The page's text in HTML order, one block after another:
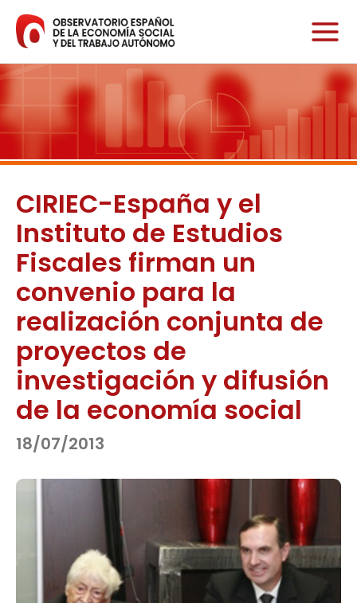
contenido
CIRIEC-España y el
Instituto de Estudios
Fiscales firman un
convenio para la
realización conjunta de
proyectos de
investigación y difusión
de la economía social
18/07/2013